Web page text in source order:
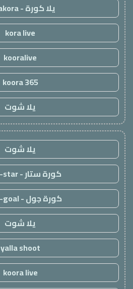
يلا كورة - yallakora
kora live
kooralive
koora 365
يلا شوت
يلا شوت
كورة ستار - koora-star
كورة جول - koora-goal
يلا شوت
yalla shoot
koora live